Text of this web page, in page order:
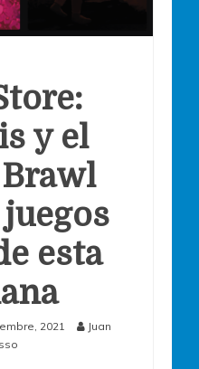
y el
Brawl
esta
2021
Juan